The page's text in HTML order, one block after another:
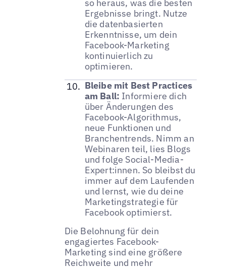
so heraus, was die besten
Ergebnisse bringt. Nutze
die datenbasierten
Erkenntnisse, um dein
Facebook-Marketing
kontinuierlich zu
optimieren.
Bleibe mit Best Practices
am Ball: Informiere dich
über Änderungen des
Facebook-Algorithmus,
neue Funktionen und
Branchentrends. Nimm an
Webinaren teil, lies Blogs
und folge Social-Media-
Expert:innen. So bleibst du
immer auf dem Laufenden
und lernst, wie du deine
Marketingstrategie für
Facebook optimierst.
Die Belohnung für dein
engagiertes Facebook-
Marketing sind eine größere
Reichweite und mehr